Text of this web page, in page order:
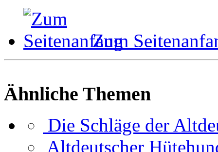
Zum
Ähnliche Themen
Die Schläge der
Altdeutscher